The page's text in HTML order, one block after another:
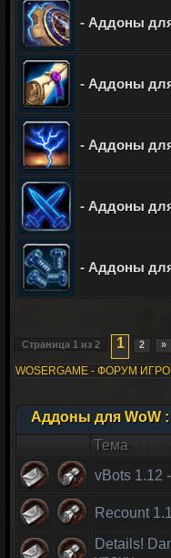
- Аддоны
- Аддоны
- Аддоны
- Аддоны
- Аддоны
Страница 1 из 2 1 2 »
WOSERGAME - ФОРУМ
Аддоны для WoW :
Тема
vBots 1.12
Recount
Details!